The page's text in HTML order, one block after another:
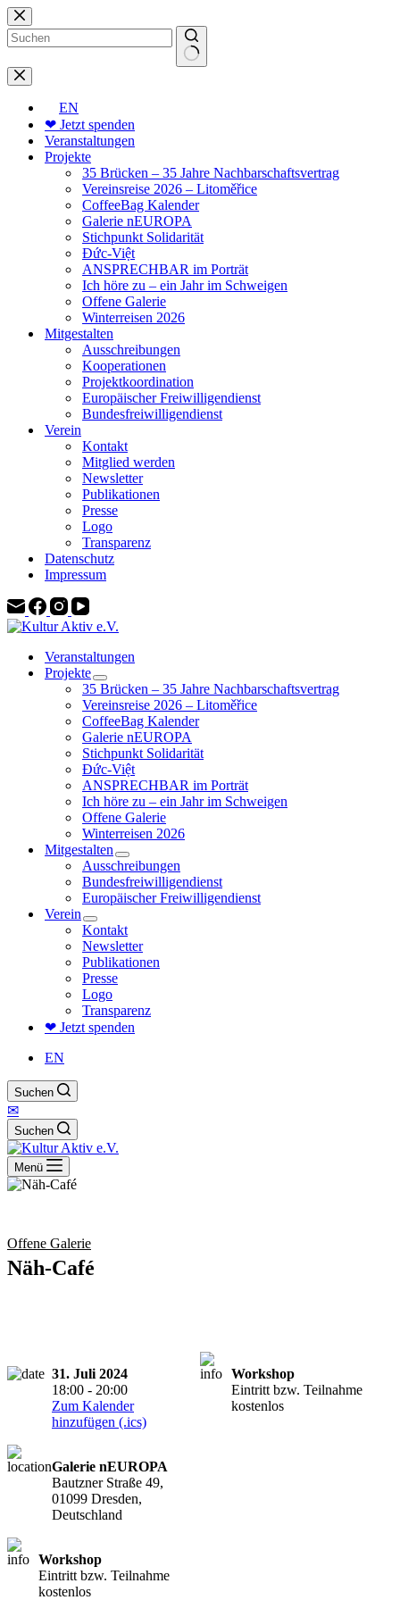
Zum
Inhalt
springen
Keine
Ergebnisse
EN
❤ Jetzt spenden
Veranstaltungen
Projekte
35 Brücken – 35 Jahre Nachbarschaftsvertrag
Vereinsreise 2026 – Litoměřice
CoffeeBag Kalender
Galerie nEUROPA
Stichpunkt Solidarität
Đức-Việt
ANSPRECHBAR im Porträt
Ich höre zu – ein Jahr im Schweigen
Offene Galerie
Winterreisen 2026
Mitgestalten
Ausschreibungen
Kooperationen
Projektkoordination
Europäischer Freiwilligendienst
Bundesfreiwilligendienst
Verein
Kontakt
Mitglied werden
Newsletter
Publikationen
Presse
Logo
Transparenz
Datenschutz
Impressum
Veranstaltungen
Projekte
35 Brücken – 35 Jahre Nachbarschaftsvertrag
Vereinsreise 2026 – Litoměřice
CoffeeBag Kalender
Galerie nEUROPA
Stichpunkt Solidarität
Đức-Việt
ANSPRECHBAR im Porträt
Ich höre zu – ein Jahr im Schweigen
Offene Galerie
Winterreisen 2026
Mitgestalten
Ausschreibungen
Bundesfreiwilligendienst
Europäischer Freiwilligendienst
Verein
Kontakt
Newsletter
Publikationen
Presse
Logo
Transparenz
❤ Jetzt spenden
EN
Suchen
✉
Suchen
Menü
Offene Galerie
Näh-Café
31. Juli 2024
18:00 - 20:00
Zum Kalender
hinzufügen (.ics)
Galerie nEUROPA
Bautzner Straße 49,
01099 Dresden,
Deutschland
Workshop
Eintritt bzw. Teilnahme
kostenlos
Workshop
Eintritt bzw. Teilnahme
kostenlos